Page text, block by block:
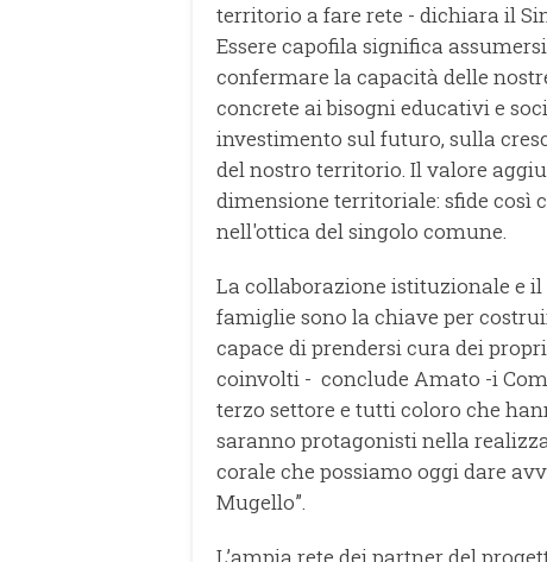
territorio a fare rete - dichiara il
Essere capofila significa
confermare la capacità delle
concrete ai bisogni educativi e
investimento sul futuro, sulla
del nostro territorio. Il valore
dimensione territoriale: sfide così
nell'ottica del singolo comune.
La collaborazione istituzionale e
famiglie sono la chiave per
capace di prendersi cura dei
coinvolti - conclude Amato -i
terzo settore e tutti coloro che
saranno protagonisti nella
corale che possiamo oggi dare
Mugello”.